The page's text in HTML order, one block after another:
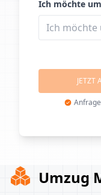
Ich möchte
JETZT
Umzug